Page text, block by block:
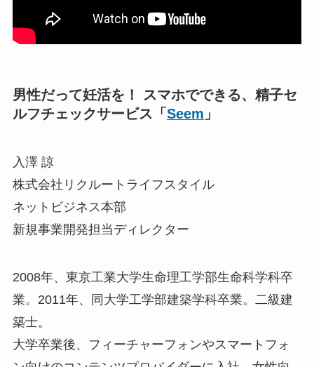
男性だって妊活を！ スマホでできる、精子セ
ルフチェックサービス「 Seem 」
入澤 諒
株式会社リクルートライフスタイル
ネットビジネス本部
新規事業開発担当ディレクター
2008年、東京工業大学生命理工学部生命科学科卒
業。2011年、同大学工学部建築学科卒業。二級建
築士。
大学卒業後、フィーチャーフォンやスマートフォ